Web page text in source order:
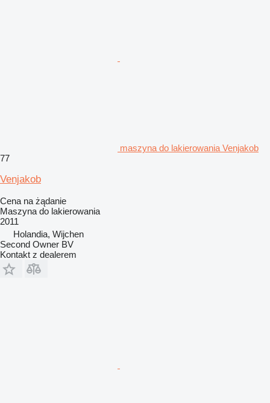
maszyna do lakierowania Venjakob
77
Venjakob
Cena na żądanie
Maszyna do lakierowania
2011
Holandia, Wijchen
Second Owner BV
Kontakt z dealerem